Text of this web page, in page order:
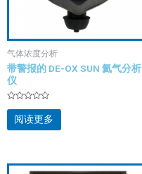
气体浓度分析
带警报的 DE-OX SUN 氦气分析
仪
评
分
&sol;
阅读更多